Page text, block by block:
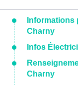
Charny
Infos
Charny